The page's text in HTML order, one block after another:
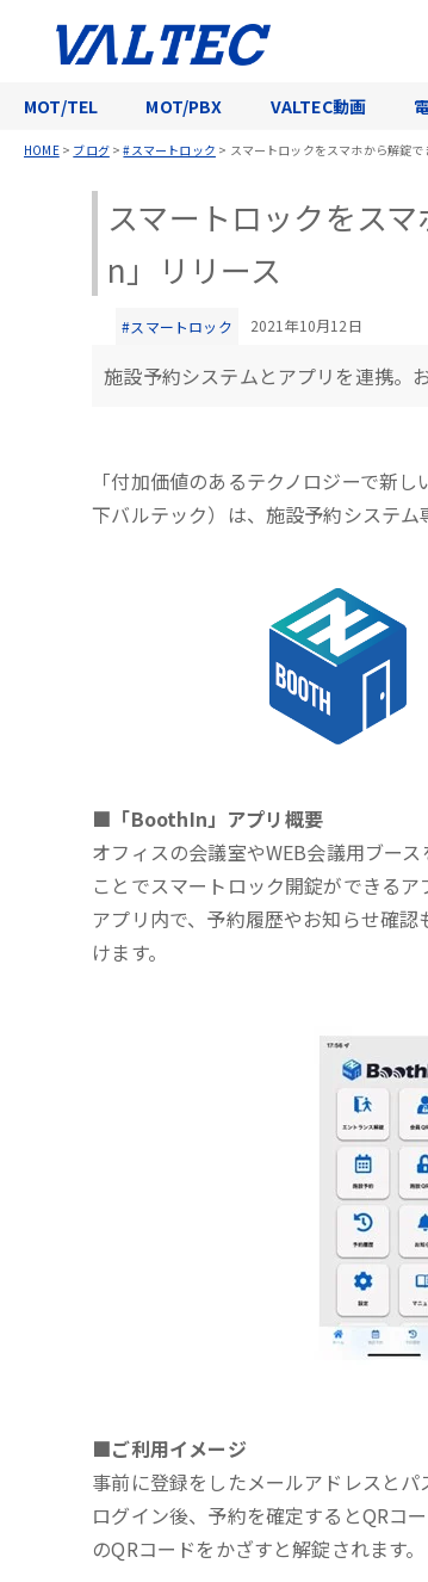
MOT/TEL MOT/PBX VALTEC動画
HOME> ブログ>#スマートロック > スマートロックをスマホから解錠
スマートロックをス
n」リリース
#スマートロック 2021年10月12日
施設予約システムとアプリを連携。
「付加価値のあるテクノロジーで新
下バルテック）は、施設予約システ
■「BoothIn」アプリ概要
オフィスの会議室やWEB会議用ブー
ことでスマートロック開錠ができるア
アプリ内で、予約履歴やお知らせ確
けます。
■ご利用イメージ
事前に登録をしたメールアドレスと
ログイン後、予約を確定するとQRコ
のQRコードをかざすと解錠されます。